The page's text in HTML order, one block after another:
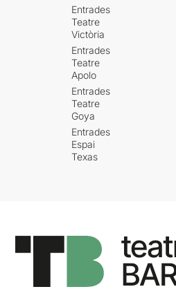
Entrades
Teatre
Victòria
Entrades
Teatre
Apolo
Entrades
Teatre
Goya
Entrades
Espai
Texas